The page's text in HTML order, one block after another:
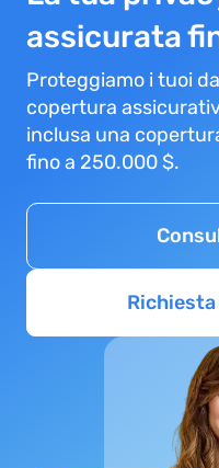
assicurata
Proteggiamo i tuoi
copertura
inclusa una
fino a 250.000 $.